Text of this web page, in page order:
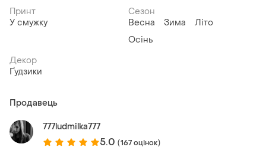
Принт
У смужку
Сезон
Весна
Зима
Літо
Осінь
Декор
Ґудзики
Продавець
777ludmilka777
5.0 (167 оцінок)